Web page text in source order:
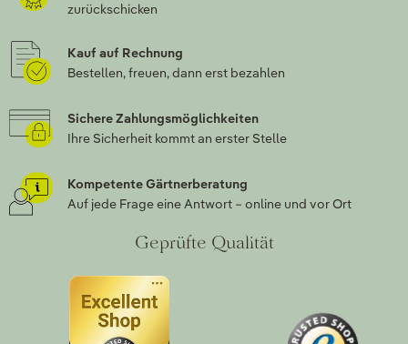
zurückschicken
Kauf auf Rechnung
Bestellen, freuen, dann erst bezahlen
Sichere Zahlungsmöglichkeiten
Ihre Sicherheit kommt an erster Stelle
Kompetente Gärtnerberatung
Auf jede Frage eine Antwort – online und vor Ort
Geprüfte Qualität